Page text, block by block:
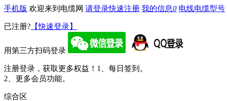
手机版 欢迎来到电缆网 请登录快速注册 我的信息0 电线电缆型号
已注册? 【快速登录】
用第三方扫码登录
注册登录，获取更多权益！ 1、每日签到。
2、更多会员功能。
综合区